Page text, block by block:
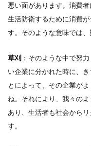
悪い面があります。消費
生活防衛するために消費
す。そのような意味では、
草刈 ：そのような中で努
い企業に分かれた時に、
とによって、その企業が
ね。それにより、我々の
あり、生活者も社会から
す。